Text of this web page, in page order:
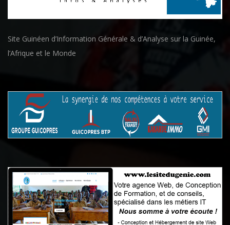
Site Guinéen d’Information Générale & d’Analyse sur la Guinée,
l’Afrique et le Monde